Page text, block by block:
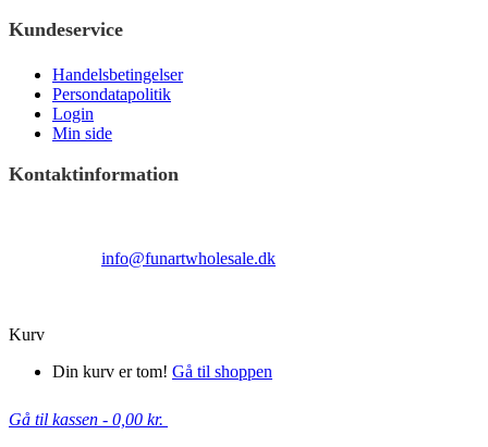
Kundeservice
Handelsbetingelser
Persondatapolitik
Login
Min side
Kontaktinformation
info@funartwholesale.dk
Kurv
Din kurv er tom! Gå til shoppen
Gå til kassen - 0,00 kr.